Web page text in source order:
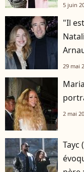
5 juin
"Il
29 mai
2 mai
Tayc